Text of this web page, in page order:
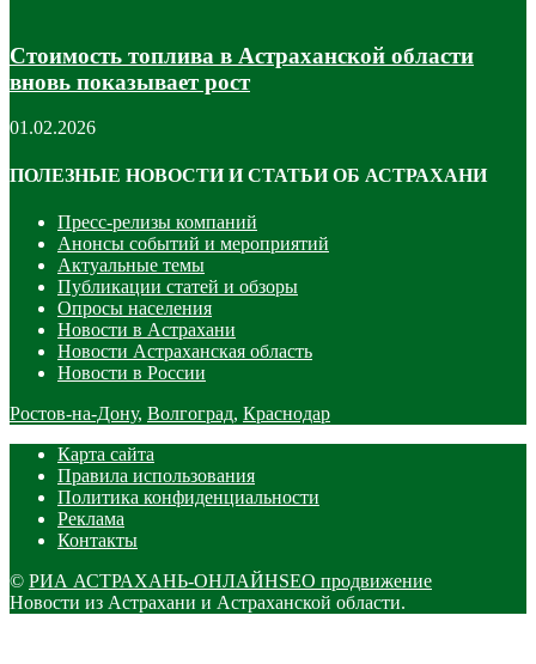
Стоимость топлива в Астраханской области
вновь показывает рост
01.02.2026
ПОЛЕЗНЫЕ НОВОСТИ И СТАТЬИ ОБ АСТРАХАНИ
Пресс-релизы компаний
Анонсы событий и мероприятий
Актуальные темы
Публикации статей и обзоры
Опросы населения
Новости в Астрахани
Новости Астраханская область
Новости в России
Ростов-на-Дону, Волгоград, Краснодар
Карта сайта
Правила использования
Политика конфиденциальности
Реклама
Контакты
© РИА АСТРАХАНЬ-ОНЛАЙНSEO продвижение
Новости из Астрахани и Астраханской области.